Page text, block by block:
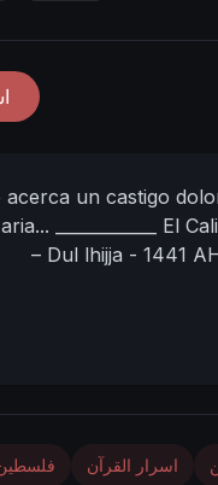
acerca un castigo
El
– Dul lhijja - 1441
اسرار القرآن